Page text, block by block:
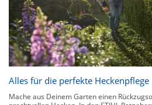
Alles für die perfekte Heckenpflege
Mache aus Deinem Garten einen